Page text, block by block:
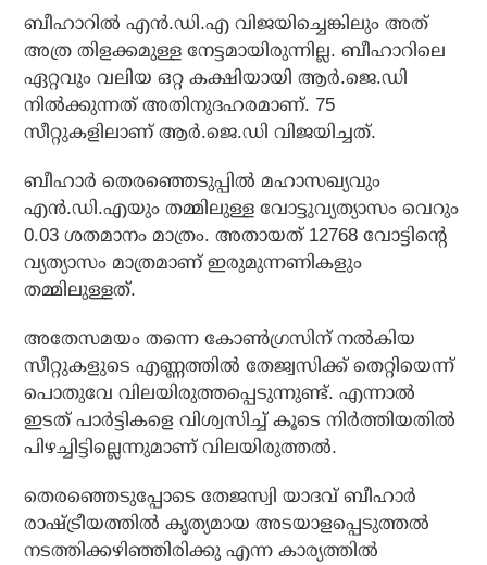
ബീഹാറില്‍ എന്‍.ഡി.എ വിജയിച്ചെങ്കിലും അത്
അത്ര തിളക്കമുള്ള നേട്ടമായിരുന്നില്ല. ബീഹാറിലെ
ഏറ്റവും വലിയ ഒറ്റ കക്ഷിയായി ആര്‍.ജെ.ഡി
നില്‍ക്കുന്നത് അതിനുദഹരമാണ്. 75
സീറ്റുകളിലാണ് ആര്‍.ജെ.ഡി വിജയിച്ചത്.
ബീഹാര്‍ തെരഞ്ഞെടുപ്പില്‍ മഹാസഖ്യവും
എന്‍.ഡി.എയും തമ്മിലുള്ള വോട്ടുവ്യത്യാസം വെറും
0.03 ശതമാനം മാത്രം. അതായത് 12768 വോട്ടിന്റെ
വ്യത്യാസം മാത്രമാണ് ഇരുമുന്നണികളും
തമ്മിലുള്ളത്.
അതേസമയം തന്നെ കോണ്‍ഗ്രസിന് നല്‍കിയ
സീറ്റുകളുടെ എണ്ണത്തില്‍ തേജ്വസിക്ക് തെറ്റിയെന്ന്
പൊതുവേ വിലയിരുത്തപ്പെടുന്നുണ്ട്. എന്നാല്‍
ഇടത് പാര്‍ട്ടികളെ വിശ്വസിച്ച് കൂടെ നിര്‍ത്തിയതില്‍
പിഴച്ചിട്ടില്ലെന്നുമാണ് വിലയിരുത്തല്‍.
തെരഞ്ഞെടുപ്പോടെ തേജസ്വി യാദവ് ബീഹാര്‍
രാഷ്ട്രീയത്തില്‍ കൃത്യമായ അടയാളപ്പെടുത്തല്‍
നടത്തിക്കഴിഞ്ഞിരിക്കു എന്ന കാര്യത്തില്‍